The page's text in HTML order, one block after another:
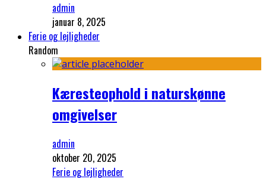
admin
januar 8, 2025
Ferie og lejligheder
Random
Kæresteophold i naturskønne
omgivelser
admin
oktober 20, 2025
Ferie og lejligheder